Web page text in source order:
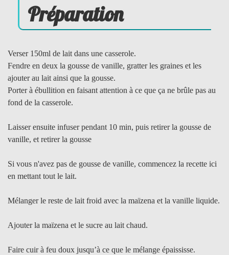
Préparation
Verser 150ml de lait dans une casserole.
Fendre en deux la gousse de vanille, gratter les graines et les
ajouter au lait ainsi que la gousse.
Porter à ébullition en faisant attention à ce que ça ne brûle pas au
fond de la casserole.
Laisser ensuite infuser pendant 10 min, puis retirer la gousse de
vanille, et retirer la gousse
Si vous n'avez pas de gousse de vanille, commencez la recette ici
en mettant tout le lait.
Mélanger le reste de lait froid avec la maïzena et la vanille liquide.
Ajouter la maïzena et le sucre au lait chaud.
Faire cuir à feu doux jusqu’à ce que le mélange épaississe.